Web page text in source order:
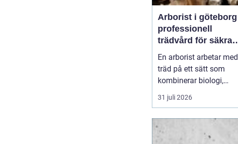
Arborist i göteborg
professionell
trädvård för säkra
och friska träd
En arborist arbetar med
träd på ett sätt som
kombinerar biologi,
säkerhet och hantverk. I
en stad som Göteborg,
med tät bebyggelse,
krävs genomtänkt
31 juli 2026